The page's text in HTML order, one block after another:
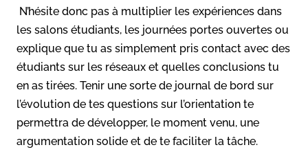
N’hésite donc pas à multiplier les expériences dans
les salons étudiants, les journées portes ouvertes ou
explique que tu as simplement pris contact avec des
étudiants sur les réseaux et quelles conclusions tu
en as tirées. Tenir une sorte de journal de bord sur
l’évolution de tes questions sur l’orientation te
permettra de développer, le moment venu, une
argumentation solide et de te faciliter la tâche.